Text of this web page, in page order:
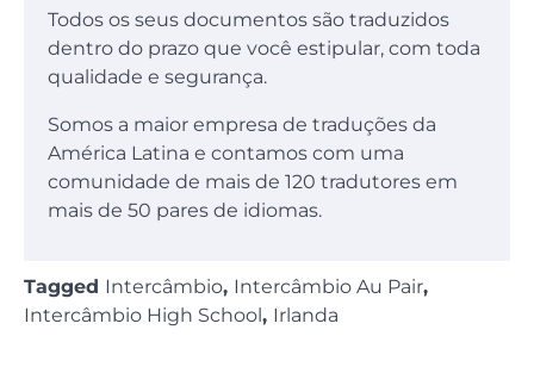
Todos os seus documentos são traduzidos
dentro do prazo que você estipular, com toda
qualidade e segurança.
Somos a maior empresa de traduções da
América Latina e contamos com uma
comunidade de mais de 120 tradutores em
mais de 50 pares de idiomas.
Tagged Intercâmbio, Intercâmbio Au Pair,
Intercâmbio High School , Irlanda